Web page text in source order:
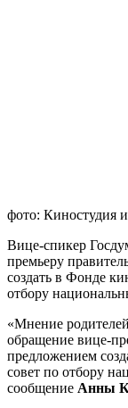
фото: Киностудия
Вице-спикер
премьеру
создать в Фонде
отбору
«Мнение
обращение вице-
предложением
совет по отбору
сообщение Анны